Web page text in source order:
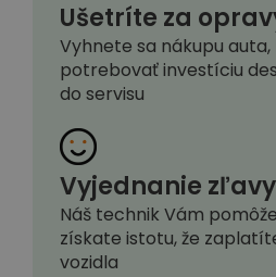
Ušetríte za
Vyhnete sa nákupu
potrebovať investíciu
do servisu
Vyjednanie zľavy
Náš technik Vám
získate istotu, že
vozidla